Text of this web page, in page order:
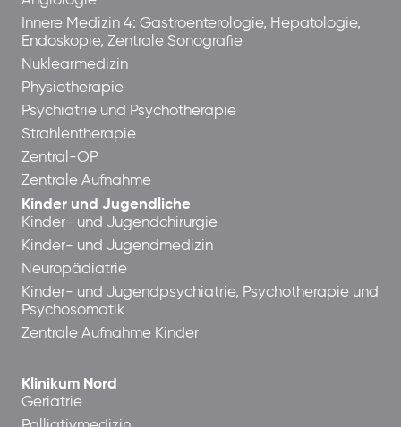
Innere Medizin 4: Gastroenterologie, Hepatologie,
Endoskopie, Zentrale Sonografie
Nuklearmedizin
Physiotherapie
Psychiatrie und Psychotherapie
Strahlentherapie
Zentral-OP
Zentrale Aufnahme
Kinder und Jugendliche
Kinder- und Jugendchirurgie
Kinder- und Jugendmedizin
Neuropädiatrie
Kinder- und Jugendpsychiatrie, Psychotherapie und
Psychosomatik
Zentrale Aufnahme Kinder
Klinikum Nord
Geriatrie